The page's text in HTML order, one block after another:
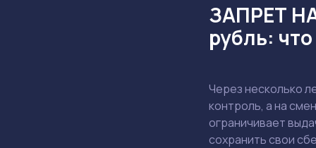
ЗАПРЕТ
рубль:
Через несколько
контроль, а на
ограничивает
сохранить свои